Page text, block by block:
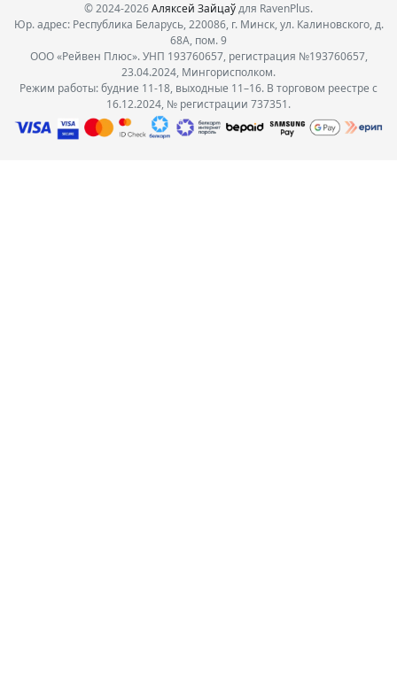
© 2024-2026Аляксей Зайцаўдля RavenPlus.
Юр. адрес: Республика Беларусь, 220086, г. Минск, ул. Калиновского, д.
68А, пом. 9
ООО «Рейвен Плюс». УНП 193760657, регистрация №193760657,
23.04.2024, Мингорисполком.
Режим работы: будние 11-18, выходные 11–16. В торговом реестре с
16.12.2024, № регистрации 737351.